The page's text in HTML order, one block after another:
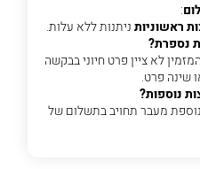
:
ניתנות ללא עלות.
נספרת?
לא ציין פרט חיוני בבקשה
שינה פרט.
נוספות?
מעבר תחויב בתשלום של